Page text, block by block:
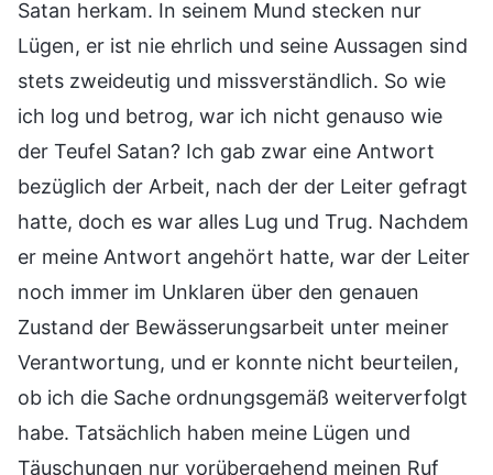
Satan herkam. In seinem Mund stecken nur
Lügen, er ist nie ehrlich und seine Aussagen sind
stets zweideutig und missverständlich. So wie
ich log und betrog, war ich nicht genauso wie
der Teufel Satan? Ich gab zwar eine Antwort
bezüglich der Arbeit, nach der der Leiter gefragt
hatte, doch es war alles Lug und Trug. Nachdem
er meine Antwort angehört hatte, war der Leiter
noch immer im Unklaren über den genauen
Zustand der Bewässerungsarbeit unter meiner
Verantwortung, und er konnte nicht beurteilen,
ob ich die Sache ordnungsgemäß weiterverfolgt
habe. Tatsächlich haben meine Lügen und
Täuschungen nur vorübergehend meinen Ruf